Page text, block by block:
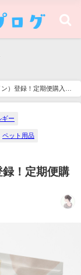
）登録！定期便購入を
ギー
ペット用品
！定期便購